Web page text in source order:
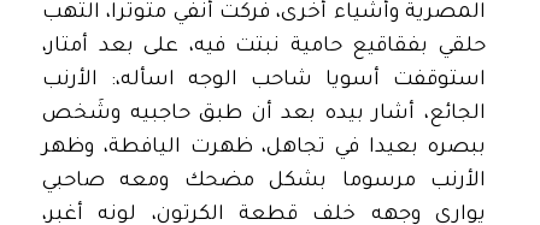
المصرية وأشياء أخرى، فركت أنفي متوترا، التهب
حلقي بفقاقيع حامية نبتت فيه، على بعد أمتار،
استوقفت أسويا شاحب الوجه اسأله،: الأرنب
الجائع، أشار بيده بعد أن طبق حاجبيه وشَخص
ببصره بعيدا في تجاهل، ظهرت اليافطة، وظهر
الأرنب مرسوما بشكل مضحك ومعه صاحبي
يواري وجهه خلف قطعة الكرتون، لونه أغبر،